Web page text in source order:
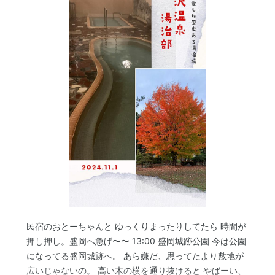
民宿のおとーちゃんと ゆっくりまったりしてたら 時間が
押し押し。盛岡へ急げ〜〜 13:00 盛岡城跡公園 今は公園
になってる盛岡城跡へ。 あら嫌だ、思ってたより敷地が
広いじゃないの。 高い木の横を通り抜けると やばーい、